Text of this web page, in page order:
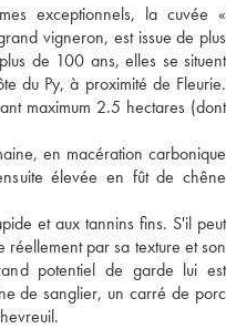
exceptionnels, la cuvée «
vigneron, est issue de plus
de 100 ans, elles se situent
du Py, à proximité de Fleurie.
maximum 2.5 hectares (dont
en macération carbonique
élevée en fût de chêne
et aux tannins fins. S'il peut
par sa texture et son
potentiel de garde lui est
de sanglier, un carré de porc